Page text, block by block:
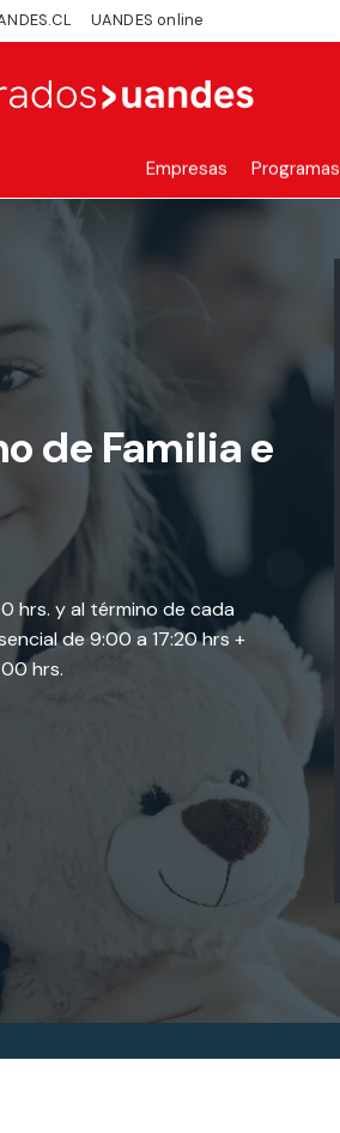
UANDES online
Empresas Programas
de Familia e
hrs. y al término de cada
de 9:00 a 17:20 hrs +
hrs.